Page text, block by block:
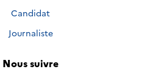
Candidat
Journaliste
Nous suivre